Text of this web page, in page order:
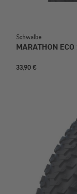
Schwalbe
MARATHON
33,90 €